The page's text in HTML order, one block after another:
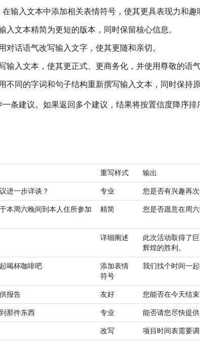
在输入文本中添加相关表情符号，使其更具表现力和趣
入文本精简为更短的版本，同时保留核心信息。
对话语气改写输入文字，使其更随和亲切。
输入文本，使其更正式、更商务化，并使用尊敬的语气
不同的字词和句子结构重新撰写输入文本，同时保持原
条建议。如果返回多个建议，结果将按置信度降序排
重写样式 输出
进一步详谈？ 专业 您是否有兴趣再
本周六晚间到本人住所参加
精简 您是否愿意在周
详细阐述
此次活动取得了
辉煌的胜利。
喝杯咖啡吧
添加表情
符号
我们找个时间一起
报告 友好 您能否在今天结
那件东西 专业 能否请您尽快提
改写 项目时间表需要